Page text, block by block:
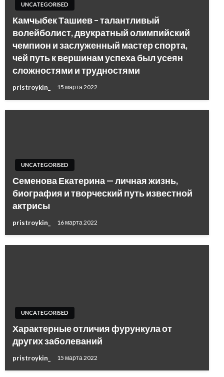
UNCATEGORISED
Камчыбек Ташиев – талантливый
волейболист, двукратный олимпийский
чемпион и заслуженный мастер спорта,
чей путь к вершинам успеха был усеян
сложностями и трудностями
pristroykin_ 15 марта 2022
UNCATEGORISED
Семенова Екатерина — личная жизнь,
биография и творческий путь известной
актрисы
pristroykin_ 16 марта 2022
UNCATEGORISED
Характерные отличия фурункула от
других заболеваний
pristroykin_ 15 марта 2022